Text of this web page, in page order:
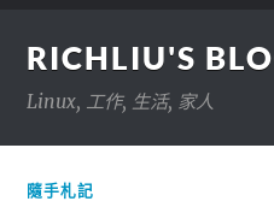
RICHLIU'S
Linux, 工作, 生活, 家人
隨手札記